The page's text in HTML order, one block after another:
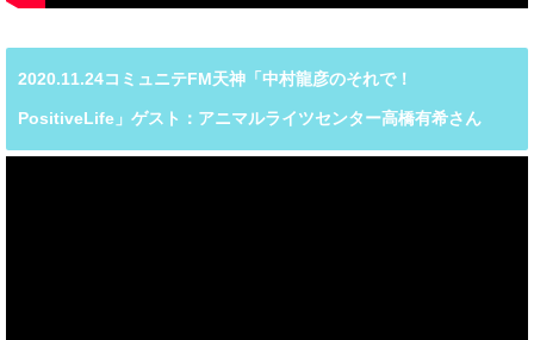
2020.11.24コミュニテFM天神「中村龍彦のそれで！
PositiveLife」ゲスト：アニマルライツセンター高橋有希さん